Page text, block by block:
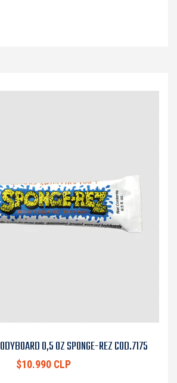
0,5 OZ SPONGE-REZ COD.7175
$10.990 CLP